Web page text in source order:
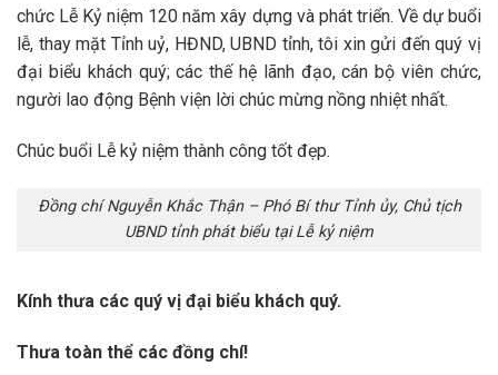
chức Lễ Kỷ niệm 120 năm xây dựng và phát triển. Về dự buổi
lễ, thay mặt Tỉnh uỷ, HĐND, UBND tỉnh, tôi xin gửi đến quý vị
đại biểu khách quý; các thế hệ lãnh đạo, cán bộ viên chức,
người lao động Bệnh viện lời chúc mừng nồng nhiệt nhất.
Chúc buổi Lễ kỷ niệm thành công tốt đẹp.
Đồng chí Nguyễn Khắc Thận – Phó Bí thư Tỉnh ủy, Chủ tịch
UBND tỉnh phát biểu tại Lễ kỷ niệm
Kính thưa các quý vị đại biểu khách quý.
Thưa toàn thể các đồng chí!